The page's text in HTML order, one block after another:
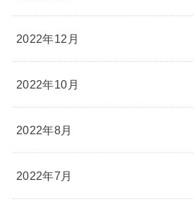
2022年12月
2022年10月
2022年8月
2022年7月